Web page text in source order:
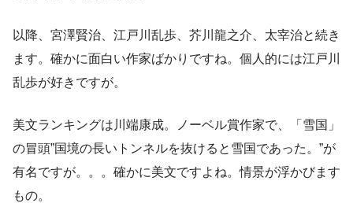
以降、宮澤賢治、江戸川乱歩、芥川龍之介、太宰治と続き
ます。確かに面白い作家ばかりですね。個人的には江戸川
乱歩が好きですが。
美文ランキングは川端康成。ノーベル賞作家で、「雪国」
の冒頭”国境の長いトンネルを抜けると雪国であった。”が
有名ですが。。。確かに美文ですよね。情景が浮かびます
もの。